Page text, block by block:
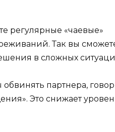
регулярные «чаевые»
Так вы
в сложных
партнера,
Это снижает